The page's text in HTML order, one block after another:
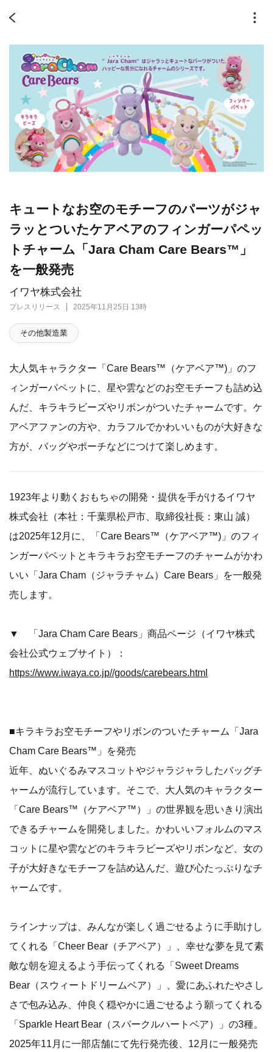
イワヤ株式会社
プレスリリース 2025年11月25日 13時
キュートなお空のモチーフのパーツがジャ
ラッとついたケアベアのフィンガーパペッ
トチャーム「Jara Cham Care Bears™」
を一般発売
その他製造業
大人気キャラクター「Care Bears™（ケアベア™)」のフ
ィンガーパペットに、星や雲などのお空モチーフも詰め込
んだ、キラキラビーズやリボンがついたチャームです。ケ
アベアファンの方や、カラフルでかわいいものが大好きな
方が、バッグやポーチなどにつけて楽しめます。
1923年より動くおもちゃの開発・提供を手がけるイワヤ
株式会社（本社：千葉県松戸市、取締役社長：東山 誠）
は2025年12月に、「Care Bears™（ケアベア™)」のフィ
ンガーパペットとキラキラお空モチーフのチャームがかわ
いい「Jara Cham（ジャラチャム）Care Bears」を一般発
売します。
▼ 「Jara Cham Care Bears」商品ページ（イワヤ株式
会社公式ウェブサイト）：
https://www.iwaya.co.jp//goods/carebears.html
■キラキラお空モチーフやリボンのついたチャーム「Jara
Cham Care Bears™」を発売
近年、ぬいぐるみマスコットやジャラジャラしたバッグチ
ャームが流行しています。そこで、大人気のキャラクター
「Care Bears™（ケアベア™）」の世界観を思いきり演出
できるチャームを開発しました。かわいいフォルムのマス
コットに星や雲などのキラキラビーズやリボンなど、女の
子が大好きなモチーフを詰め込んだ、遊び心たっぷりなチ
ャームです。
ラインナップは、みんなが楽しく過ごせるように手助けし
てくれる「Cheer Bear（チアベア）」、幸せな夢を見て素
敵な朝を迎えるよう手伝ってくれる「Sweet Dreams
Bear（スウィートドリームベア）」、愛にあふれたやさし
さで包み込み、仲良く穏やかに過ごせるよう願ってくれる
「Sparkle Heart Bear（スパークルハートベア）」の3種。
2025年11月に一部店舗にて先行発売後、12月に一般発売